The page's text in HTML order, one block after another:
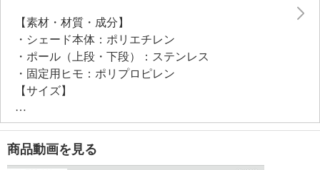
使わない時期はコンパクトに収納できるので、夏場だ
け使いたい方にも便利です。
【素材・材質・成分】
・シェード本体：ポリエチレン
・ポール（上段・下段）：ステンレス
・固定用ヒモ：ポリプロピレン
【サイズ】
・約幅２００×高さ２４０ｃｍ
【重さ】
・約２．１ｋｇ
【使用上の注意】
商品動画を見る